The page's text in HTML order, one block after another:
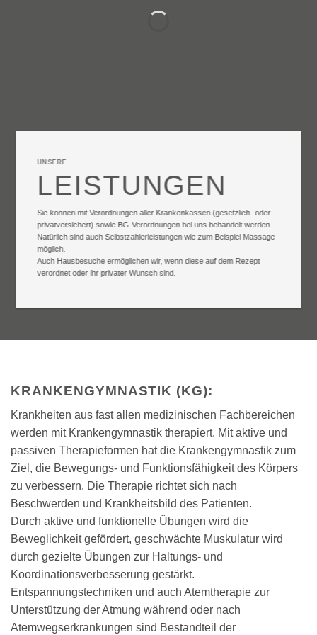
UNSERE
LEISTUNGEN
Sie können mit Verordnungen aller Krankenkassen (gesetzlich- oder
privatversichert) sowie BG-Verordnungen bei uns behandelt werden.
Natürlich sind auch Selbstzahlerleistungen wie zum Beispiel Massage
möglich.
Auch Hausbesuche ermöglichen wir, wenn diese auf dem Rezept
verordnet oder ihr privater Wunsch sind.
KRANKENGYMNASTIK (KG):
Krankheiten aus fast allen medizinischen Fachbereichen
werden mit Krankengymnastik therapiert. Mit aktive und
passiven Therapieformen hat die Krankengymnastik zum
Ziel, die Bewegungs- und Funktionsfähigkeit des Körpers
zu verbessern. Die Therapie richtet sich nach
Beschwerden und Krankheitsbild des Patienten.
Durch aktive und funktionelle Übungen wird die
Beweglichkeit gefördert, geschwächte Muskulatur wird
durch gezielte Übungen zur Haltungs- und
Koordinationsverbesserung gestärkt.
Entspannungstechniken und auch Atemtherapie zur
Unterstützung der Atmung während oder nach
Atemwegserkrankungen sind Bestandteil der